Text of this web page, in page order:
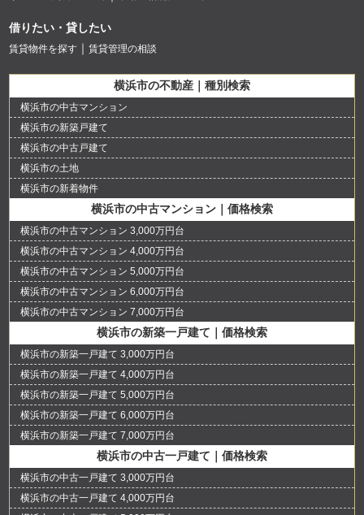
借りたい・貸したい
賃貸物件を探す 賃貸管理の相談
横浜市の不動産｜種別検索
横浜市の中古マンション
横浜市の新築戸建て
横浜市の中古戸建て
横浜市の土地
横浜市の新着物件
横浜市の中古マンション｜価格検索
横浜市の中古マンション 3,000万円台
横浜市の中古マンション 4,000万円台
横浜市の中古マンション 5,000万円台
横浜市の中古マンション 6,000万円台
横浜市の中古マンション 7,000万円台
横浜市の新築一戸建て｜価格検索
横浜市の新築一戸建て 3,000万円台
横浜市の新築一戸建て 4,000万円台
横浜市の新築一戸建て 5,000万円台
横浜市の新築一戸建て 6,000万円台
横浜市の新築一戸建て 7,000万円台
横浜市の中古一戸建て｜価格検索
横浜市の中古一戸建て 3,000万円台
横浜市の中古一戸建て 4,000万円台